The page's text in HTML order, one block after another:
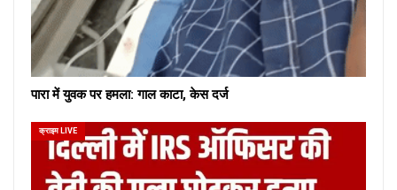
पारा में युवक पर हमला: गाल काटा, केस दर्ज
क्राइम LIVE